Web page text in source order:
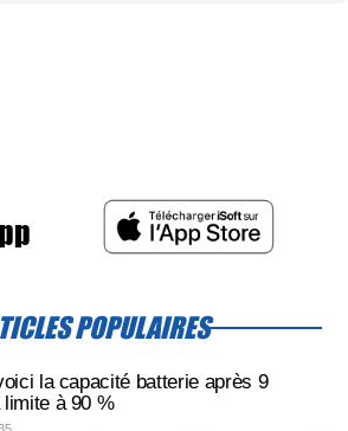
POPULAIRES
la capacité batterie après 9
à 90 %